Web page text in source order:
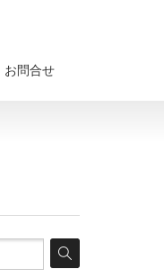
お問合せ